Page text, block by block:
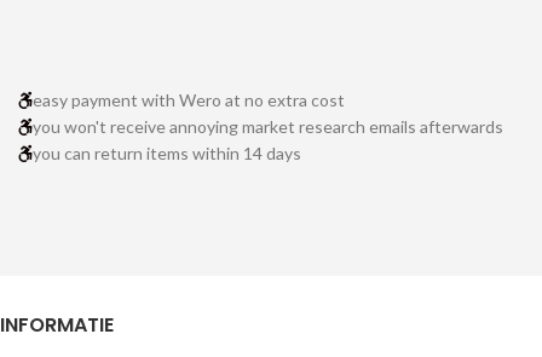
easy payment with Wero at no extra cost
you won't receive annoying market research emails afterwards
you can return items within 14 days
INFORMATIE